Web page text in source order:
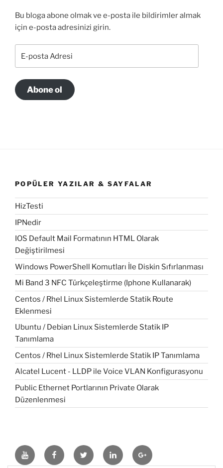
Bu bloga abone olmak ve e-posta ile bildirimler almak
için e-posta adresinizi girin.
posta
Abone ol
POPÜLER YAZILAR & SAYFALAR
HizTesti
IPNedir
IOS Default Mail Formatının HTML Olarak
Değiştirilmesi
Windows PowerShell Komutları İle Diskin Sıfırlanması
Mi Band 3 NFC Türkçeleştirme (Iphone Kullanarak)
Centos / Rhel Linux Sistemlerde Statik Route
Eklenmesi
Ubuntu / Debian Linux Sistemlerde Statik IP
Tanımlama
Centos / Rhel Linux Sistemlerde Statik IP Tanımlama
Alcatel Lucent - LLDP ile Voice VLAN Konfigurasyonu
Public Ethernet Portlarının Private Olarak
Düzenlenmesi
Youtube FacebookTwitter LinkedInGooglePlus